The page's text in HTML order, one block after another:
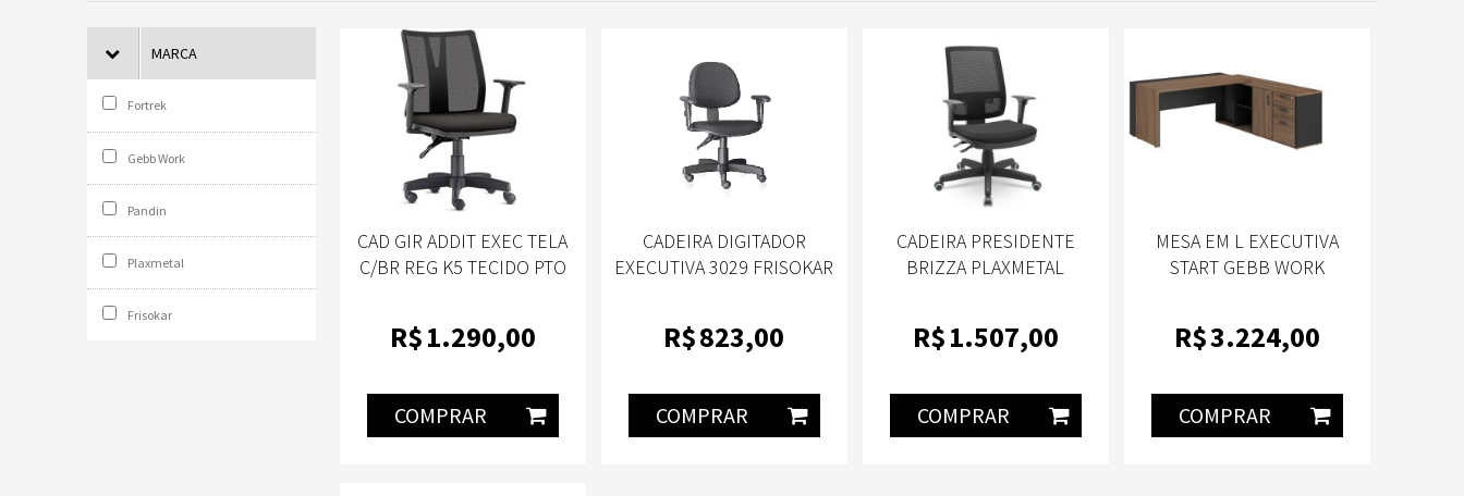
MARCA
Fortrek
Gebb Work
Pandin
Plaxmetal
Frisokar
CAD GIR ADDIT EXEC TELA
C/BR REG K5 TECIDO PTO
R$1.290,00
COMPRAR
CADEIRA DIGITADOR
EXECUTIVA 3029 FRISOKAR
R$823,00
COMPRAR
CADEIRA PRESIDENTE
BRIZZA PLAXMETAL
R$1.507,00
COMPRAR
MESA EM L EXECUTIVA
START GEBB WORK
R$3.224,00
COMPRAR